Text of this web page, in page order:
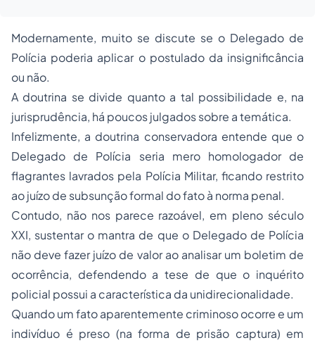
Modernamente, muito se discute se o Delegado de
Polícia poderia aplicar o postulado da insignificância
ou não.
A doutrina se divide quanto a tal possibilidade e, na
jurisprudência, há poucos julgados sobre a temática.
Infelizmente, a doutrina conservadora entende que o
Delegado de Polícia seria mero homologador de
flagrantes lavrados pela Polícia Militar, ficando restrito
ao juízo de subsunção formal do fato à norma penal.
Contudo, não nos parece razoável, em pleno século
XXI, sustentar o mantra de que o Delegado de Polícia
não deve fazer juízo de valor ao analisar um boletim de
ocorrência, defendendo a tese de que o inquérito
policial possui a característica da unidirecionalidade.
Quando um fato aparentemente criminoso ocorre e um
indivíduo é preso (na forma de prisão captura) em